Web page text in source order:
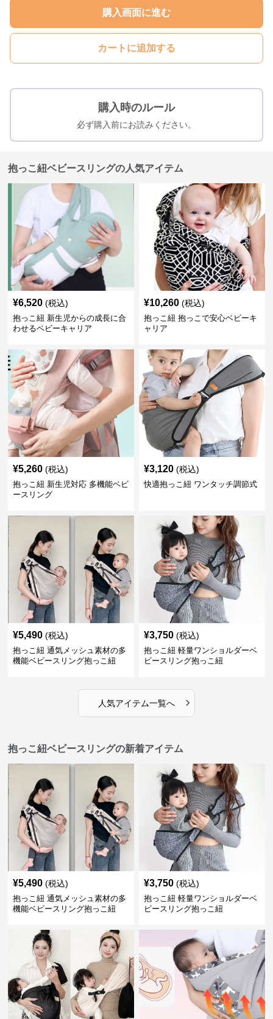
購入画面に進む
カートに追加する
購入時のルール
必ず購入前にお読みください。
抱っこ紐ベビースリングの人気アイテム
¥6,520 (税込)
抱っこ紐 新生児からの成長に合
わせるベビーキャリア
¥10,260 (税込)
抱っこ紐 抱っこで安心ベビーキ
ャリア
¥5,260 (税込)
抱っこ紐 新生児対応 多機能ベビ
ースリング
¥3,120 (税込)
快適抱っこ紐 ワンタッチ調節式
¥5,490 (税込)
抱っこ紐 通気メッシュ素材の多
機能ベビースリング抱っこ紐
¥3,750 (税込)
抱っこ紐 軽量ワンショルダーベ
ビースリング抱っこ紐
人気アイテム一覧へ ›
抱っこ紐ベビースリングの新着アイテム
¥5,490 (税込)
抱っこ紐 通気メッシュ素材の多
機能ベビースリング抱っこ紐
¥3,750 (税込)
抱っこ紐 軽量ワンショルダーベ
ビースリング抱っこ紐